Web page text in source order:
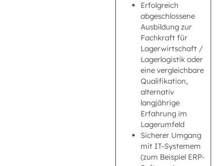
Erfolgreich
abgeschlossene
Ausbildung zur
Fachkraft für
Lagerwirtschaft /
Lagerlogistik oder
eine vergleichbare
Qualifikation,
alternativ
langjährige
Erfahrung im
Lagerumfeld
Sicherer Umgang
mit IT-Systemem
(zum Beispiel ERP-